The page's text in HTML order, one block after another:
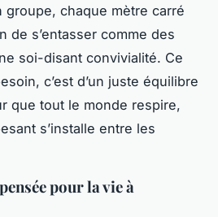
groupe, chaque mètre carré
de s’entasser comme des
soi-disant convivialité. Ce
c’est d’un juste équilibre
que tout le monde respire,
s’installe entre les
pour la vie à